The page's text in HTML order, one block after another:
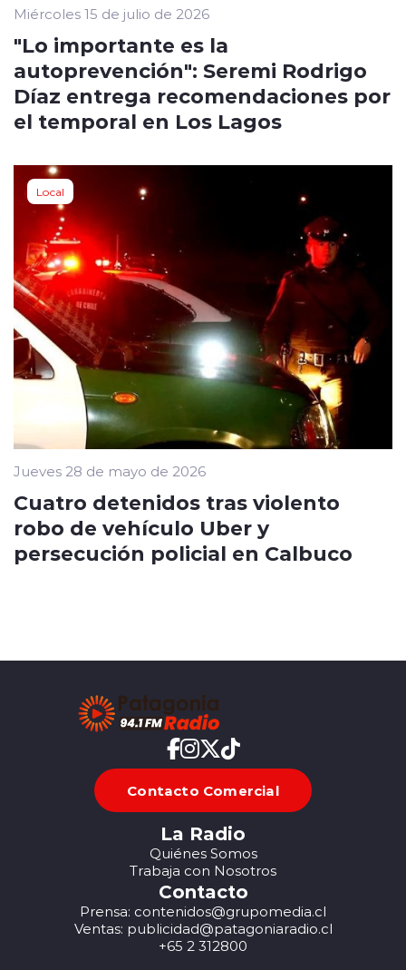
Miércoles 15 de julio de 2026
"Lo importante es la
autoprevención": Seremi Rodrigo
Díaz entrega recomendaciones por
el temporal en Los Lagos
Local
Jueves 28 de mayo de 2026
Cuatro detenidos tras violento
robo de vehículo Uber y
persecución policial en Calbuco
Contacto Comercial
La Radio
Quiénes Somos
Trabaja con Nosotros
Contacto
Prensa: contenidos@grupomedia.cl
Ventas: publicidad@patagoniaradio.cl
+65 2 312800